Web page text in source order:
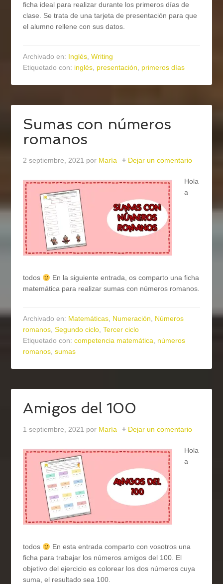
ficha ideal para realizar durante los primeros días de
clase. Se trata de una tarjeta de presentación para que
el alumno rellene con sus datos.
Archivado en: Inglés,Writing
Etiquetado con: inglés, presentación, primeros días
Sumas con números
romanos
2 septiembre, 2021 por María Dejar un comentario
Hola
a
todos
En la siguiente entrada, os comparto una ficha
matemática para realizar sumas con números romanos.
Archivado en: Matemáticas, Numeración, Números
romanos,Segundo ciclo,Tercer ciclo
Etiquetado con:competencia matemática, números
romanos,sumas
Amigos del 100
1 septiembre, 2021 por María Dejar un comentario
Hola
a
todos
En esta entrada comparto con vosotros una
ficha para trabajar los números amigos del 100. El
objetivo del ejercicio es colorear los dos números cuya
suma, el resultado sea 100.